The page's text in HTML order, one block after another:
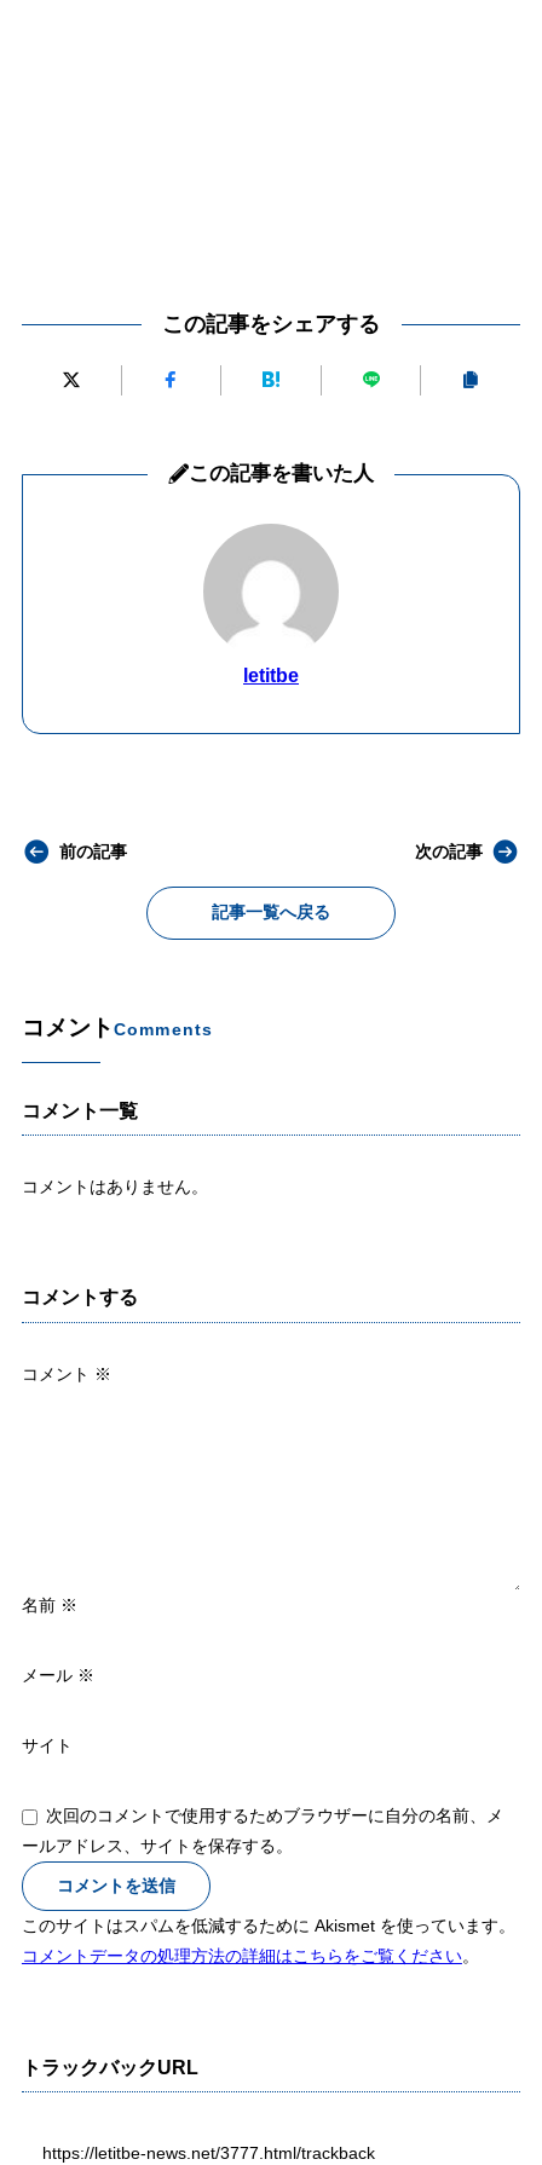
この記事をシェアする
この記事を書いた人
letitbe
前の記事
記事一覧へ戻る
次の記事
コメントComments
コメント一覧
コメントはありません。
コメントする
コメント ※
名前 ※
メール ※
サイト
次回のコメントで使用するためブラウザーに自分の名前、メ
ールアドレス、サイトを保存する。
このサイトはスパムを低減するために Akismet を使っています。
コメントデータの処理方法の詳細はこちらをご覧ください。
トラックバックURL
https://letitbe-news.net/3777.html/trackback